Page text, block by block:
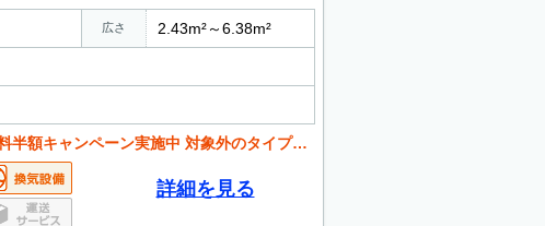
広さ 2.43m²～6.38m²
実施中 対象外のタイプが御座います。詳しくはお問合せ下さい
詳細を見る